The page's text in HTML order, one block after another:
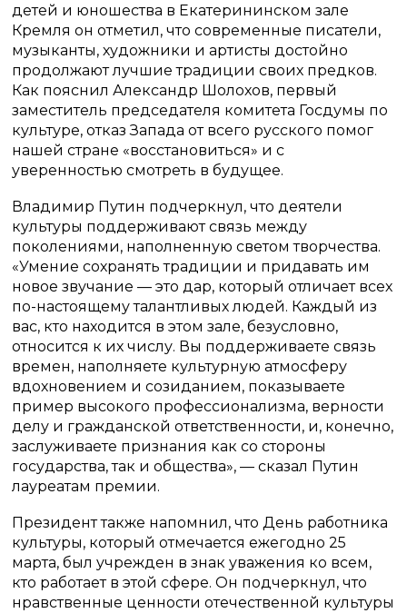
детей и юношества в Екатерининском зале
Кремля он отметил, что современные писатели,
музыканты, художники и артисты достойно
продолжают лучшие традиции своих предков.
Как пояснил Александр Шолохов, первый
заместитель председателя комитета Госдумы по
культуре, отказ Запада от всего русского помог
нашей стране «восстановиться» и с
уверенностью смотреть в будущее.
Владимир Путин подчеркнул, что деятели
культуры поддерживают связь между
поколениями, наполненную светом творчества.
«Умение сохранять традиции и придавать им
новое звучание — это дар, который отличает всех
по-настоящему талантливых людей. Каждый из
вас, кто находится в этом зале, безусловно,
относится к их числу. Вы поддерживаете связь
времен, наполняете культурную атмосферу
вдохновением и созиданием, показываете
пример высокого профессионализма, верности
делу и гражданской ответственности, и, конечно,
заслуживаете признания как со стороны
государства, так и общества», — сказал Путин
лауреатам премии.
Президент также напомнил, что День работника
культуры, который отмечается ежегодно 25
марта, был учрежден в знак уважения ко всем,
кто работает в этой сфере. Он подчеркнул, что
нравственные ценности отечественной культуры